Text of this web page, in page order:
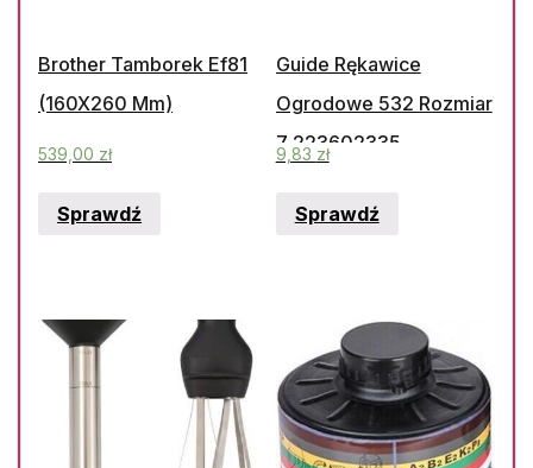
Brother Tamborek Ef81
(160X260 Mm)
539,00 zł
Sprawdź
Guide Rękawice
Ogrodowe 532 Rozmiar
7 223602335
9,83 zł
Sprawdź